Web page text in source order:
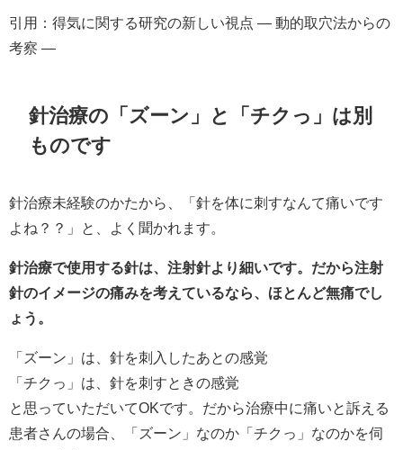
引用：得気に関する研究の新しい視点 ― 動的取穴法からの
考察 ―
針治療の「ズーン」と「チクっ」は別
ものです
針治療未経験のかたから、「針を体に刺すなんて痛いです
よね？？」と、よく聞かれます。
針治療で使用する針は、注射針より細いです。だから注射
針のイメージの痛みを考えているなら、ほとんど無痛でし
ょう。
「ズーン」は、針を刺入したあとの感覚
「チクっ」は、針を刺すときの感覚
と思っていただいてOKです。だから治療中に痛いと訴える
患者さんの場合、「ズーン」なのか「チクっ」なのかを伺